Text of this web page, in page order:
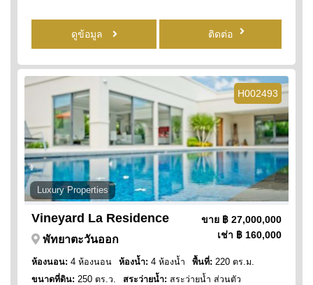
ดูข้อมูล ติดต่อ
H002493
Luxury Properties
Vineyard La Residence ขาย ฿ 27,000,000
เช่า ฿ 160,000
พัทยาตะวันออก
ห้องนอน: 4 ห้องนอน ห้องน้ำ: 4 ห้องน้ำ พื้นที่: 220 ตร.ม.
ขนาดที่ดิน: 250 ตร.ว. สระว่ายน้ำ: สระว่ายน้ำ ส่วนตัว